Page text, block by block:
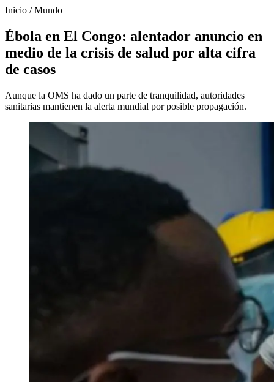
Inicio /Mundo
Ébola en El Congo: alentador anuncio en
medio de la crisis de salud por alta cifra
de casos
Aunque la OMS ha dado un parte de tranquilidad, autoridades
sanitarias mantienen la alerta mundial por posible propagación.